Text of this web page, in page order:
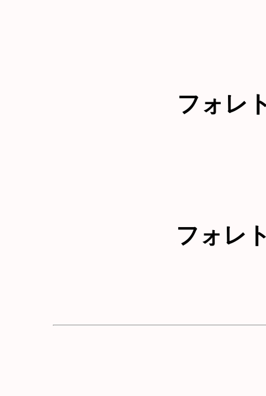
フォレ
フォレ